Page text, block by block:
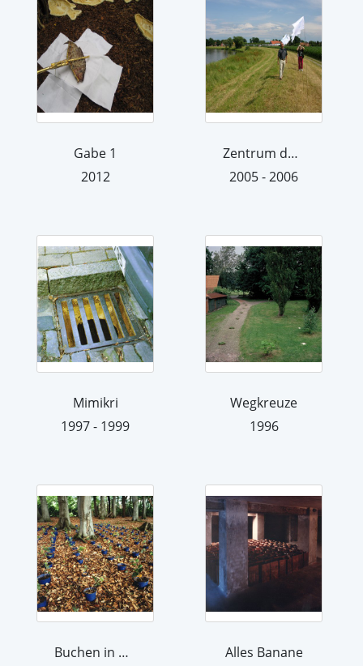
Gabe 1
2012
Zentrum der Welt
2005 - 2006
Mimikri
1997 - 1999
Wegkreuze
1996
Buchen in den Buchenwald tragen
Alles Banane